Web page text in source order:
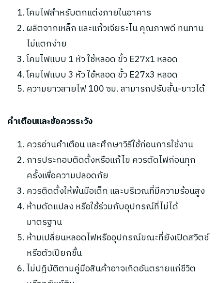
โคมไฟสำหรับตกแต่งภายในอาคาร
ผลิตจากเหล็ก และแก้วเจียระไน คุณภาพดี ทนทาน
ไม่แตกง่าย
โคมไฟแบบ 1 หัว ใช้หลอด ขั้ว E27x1 หลอด
โคมไฟแบบ 3 หัว ใช้หลอด ขั้ว E27x3 หลอด
ความยาวสายไฟ 100 ซม. สามารถปรับสั้น-ยาวได้
คำเตือนและข้อควรระวัง
ควรอ่านคำเตือน และศึกษาวิธีใช้ก่อนการใช้งาน
การประกอบติดตั้งหรือแก้ไข ควรตัดไฟก่อนทุก
ครั้งเพื่อความปลอดภัย
ควรติดตั้งให้พ้นมือเด็ก และบริเวณที่มีความร้อนสูง
ห้ามดัดแปลง หรือใช้ร่วมกับอุปกรณ์ที่ไม่ได้
มาตรฐาน
ห้ามเปลี่ยนหลอดไฟหรืออุปกรณ์ขณะที่ยังเปิดสวิตช์
หรือตัวเปียกชื้น
ไม่ปฎิบัติตามคู่มือสินค้าอาจเกิดอันตรายแก่ชีวิต